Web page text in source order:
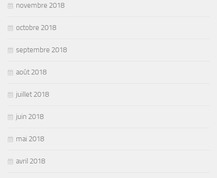
novembre 2018
octobre 2018
septembre 2018
août 2018
juillet 2018
juin 2018
mai 2018
avril 2018